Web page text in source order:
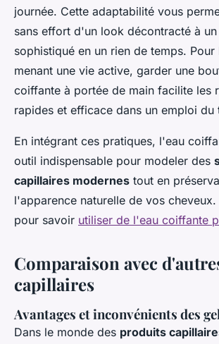
journée. Cette adaptabilité vous
sans effort d'un look décontracté à
sophistiqué en un rien de temps. Pour
menant une vie active, garder une
coiffante à portée de main facilite les
rapides et efficace dans un emploi du
En intégrant ces pratiques, l'eau
outil indispensable pour modeler des
capillaires modernes tout en
l'apparence naturelle de vos
pour savoir utiliser de l'eau coiffante
Comparaison avec
capillaires
Avantages et inconvénients des
Dans le monde des produits